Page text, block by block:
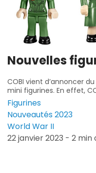
Nouvelles
COBI vient d’annoncer
mini figurines. En effet,
Figurines
Nouveautés 2023
World War II
22 janvier 2023 - 2